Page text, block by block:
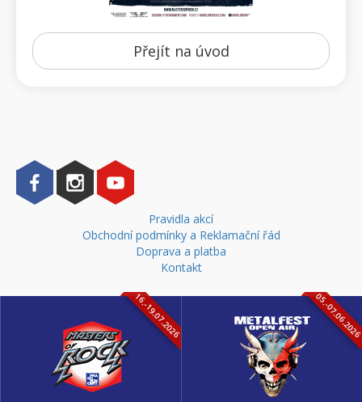
Přejít na úvod
Pravidla akcí
Obchodní podmínky a Reklamační řád
Doprava a platba
Kontakt
16.-19.07.2026 05.-